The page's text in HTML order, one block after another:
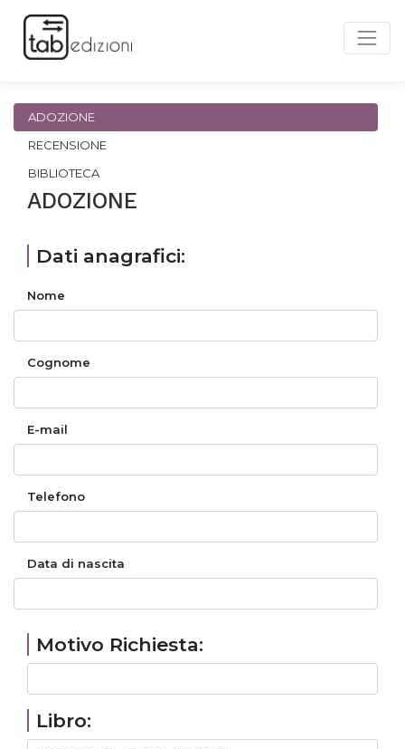
ADOZIONE
RECENSIONE
BIBLIOTECA
ADOZIONE
Dati anagrafici:
Nome
Cognome
E-mail
Telefono
Data di nascita
Motivo Richiesta:
Libro: